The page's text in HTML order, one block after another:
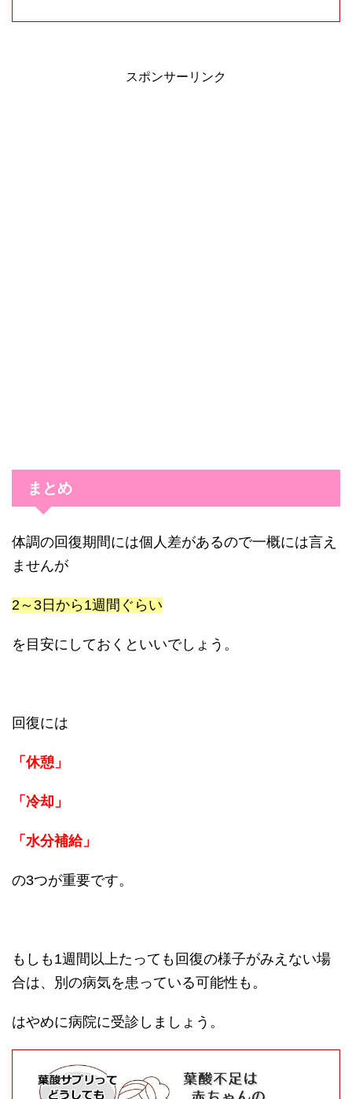
スポンサーリンク
まとめ
体調の回復期間には個人差があるので一概には言え
ませんが
2～3日から1週間ぐらい
を目安にしておくといいでしょう。
回復には
「休憩」
「冷却」
「水分補給」
の3つが重要です。
もしも1週間以上たっても回復の様子がみえない場
合は、別の病気を患っている可能性も。
はやめに病院に受診しましょう。